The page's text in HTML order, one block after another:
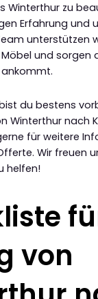
Winterthur zu
Erfahrung und
unterstützen
und sorgen
du bestens
Winterthur nach
für weitere
Wir freuen
helfen!
von